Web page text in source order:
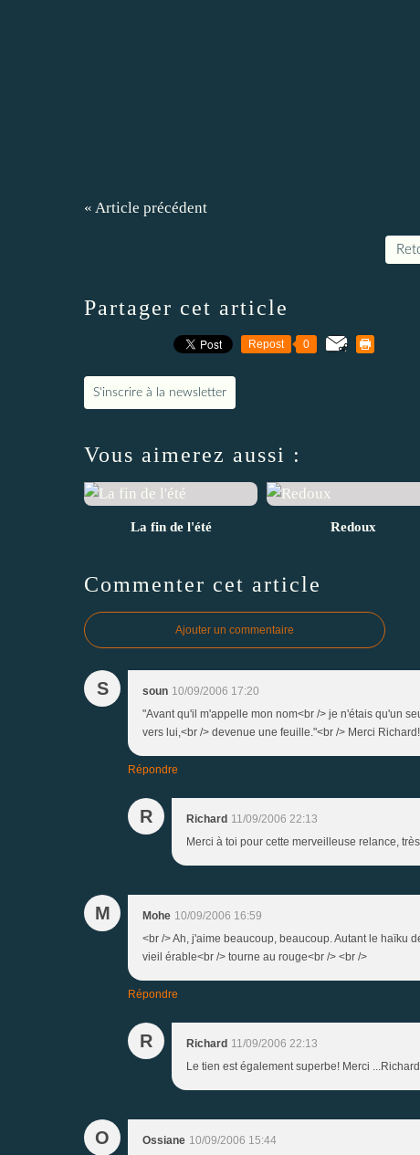
« Article précédent
Partager cet article
Repost 0
S'inscrire à la newsletter
Vous aimerez aussi :
La fin de l'été Redoux
Commenter cet article
Ajouter un commentaire
S soun 10/09/2006 17:20
"Avant qu'il m'appelle mon nom<br /> je n'étais qu'un
vers lui,<br /> devenue une feuille."<br /> Merci
Répondre
R Richard 11/09/2006 22:13
Merci à toi pour cette merveilleuse relance,
M Mohe 10/09/2006 16:59
<br /> Ah, j'aime beaucoup, beaucoup. Autant le haïku
vieil érable<br /> tourne au rouge<br /> <br />
Répondre
R Richard 11/09/2006 22:13
Le tien est également superbe! Merci ...Richard
O Ossiane 10/09/2006 15:44